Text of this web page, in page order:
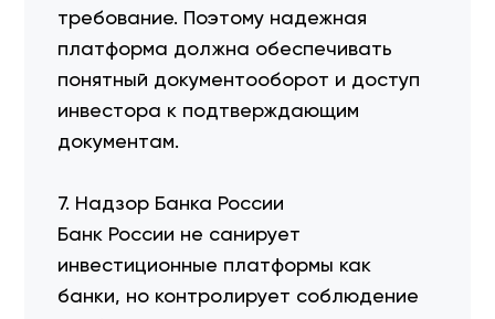
требование. Поэтому надежная
платформа должна обеспечивать
понятный документооборот и доступ
инвестора к подтверждающим
документам.
7. Надзор Банка России
Банк России не санирует
инвестиционные платформы как
банки, но контролирует соблюдение